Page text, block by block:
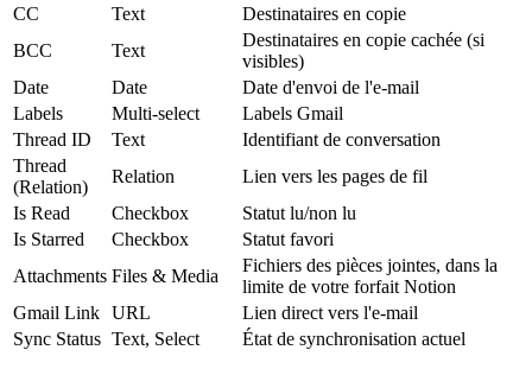
CC
Text
Destinataires en copie
BCC
Text
Destinataires en copie cachée (si
visibles)
Date
Date
Date d'envoi de l'e-mail
Labels
Multi-select
Labels Gmail
Thread ID
Text
Identifiant de conversation
Thread
(Relation)
Relation
Lien vers les pages de fil
Is Read
Checkbox
Statut lu/non lu
Is Starred
Checkbox
Statut favori
Attachments Files & Media
Fichiers des pièces jointes, dans la
limite de votre forfait Notion
Gmail Link URL
Lien direct vers l'e-mail
Sync Status Text, Select État de synchronisation actuel